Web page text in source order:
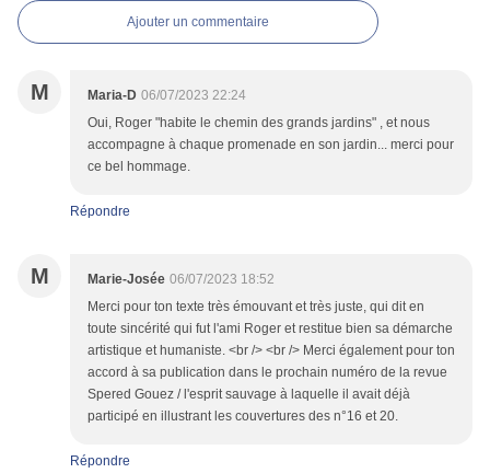
Ajouter un commentaire
M Maria-D 06/07/2023 22:24
Oui, Roger "habite le chemin des grands jardins" , et nous
accompagne à chaque promenade en son jardin... merci pour
ce bel hommage.
Répondre
M Marie-Josée 06/07/2023 18:52
Merci pour ton texte très émouvant et très juste, qui dit en
toute sincérité qui fut l'ami Roger et restitue bien sa démarche
artistique et humaniste. <br /> <br /> Merci également pour ton
accord à sa publication dans le prochain numéro de la revue
Spered Gouez / l'esprit sauvage à laquelle il avait déjà
participé en illustrant les couvertures des n°16 et 20.
Répondre